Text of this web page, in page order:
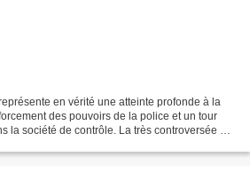
en vérité une atteinte profonde à la
des pouvoirs de la police et un tour
la société de contrôle. La très controversée «